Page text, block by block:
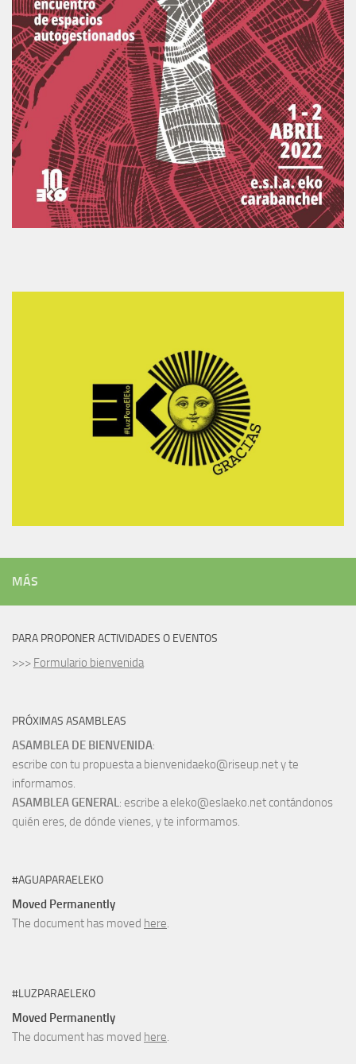
MÁS
PARA PROPONER ACTIVIDADES O EVENTOS
>>> Formulario bienvenida
PRÓXIMAS ASAMBLEAS
ASAMBLEA DE BIENVENIDA:
escribe con tu propuesta a bienvenidaeko@riseup.net y te
informamos.
ASAMBLEA GENERAL: escribe a eleko@eslaeko.net contándonos
quién eres, de dónde vienes, y te informamos.
#AGUAPARAELEKO
Moved Permanently
The document has moved here.
#LUZPARAELEKO
Moved Permanently
The document has moved here.